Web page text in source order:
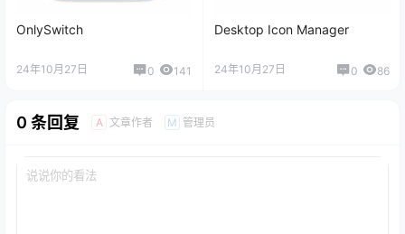
OnlySwitch
24年10月27日 0 141
Desktop Icon Manager
24年10月27日 0 86
0 条回复 A 文章作者 M 管理员